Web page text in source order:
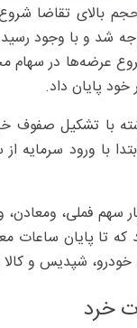
حجم بالای تقاضا
تومان، با شروع
با تشکیل صفوف
فملی، ومعادن،
تا پایان ساعات
خودرو، شپدیس و
خرد